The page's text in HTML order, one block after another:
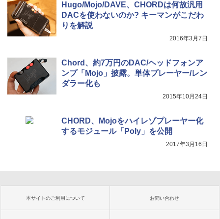
Hugo/Mojo/DAVE、CHORDは何故汎用
DACを使わないのか? キーマンがこだわ
りを解説
2016年3月7日
Chord、約7万円のDAC/ヘッドフォンア
ンプ「Mojo」披露。単体プレーヤー/レン
ダラー化も
2015年10月24日
CHORD、Mojoをハイレゾプレーヤー化
するモジュール「Poly」を公開
2017年3月16日
本サイトのご利用について お問い合わせ